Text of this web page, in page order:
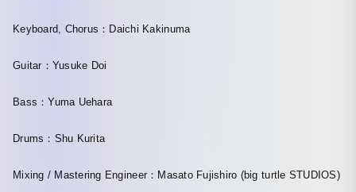
Keyboard, Chorus：Daichi Kakinuma
Guitar：Yusuke Doi
Bass：Yuma Uehara
Drums：Shu Kurita
Mixing / Mastering Engineer：Masato Fujishiro (big turtle STUDIOS)